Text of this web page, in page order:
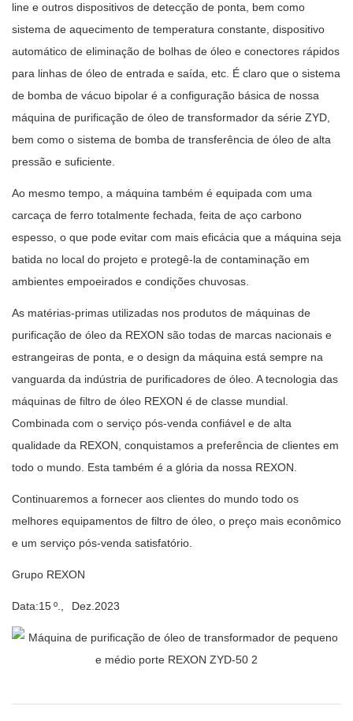
line e outros dispositivos de detecção de ponta, bem como
sistema de aquecimento de temperatura constante, dispositivo
automático de eliminação de bolhas de óleo e conectores rápidos
para linhas de óleo de entrada e saída, etc. É claro que o sistema
de bomba de vácuo bipolar é a configuração básica de nossa
máquina de purificação de óleo de transformador da série ZYD,
bem como o sistema de bomba de transferência de óleo de alta
pressão e suficiente.
Ao mesmo tempo, a máquina também é equipada com uma
carcaça de ferro totalmente fechada, feita de aço carbono
espesso, o que pode evitar com mais eficácia que a máquina seja
batida no local do projeto e protegê-la de contaminação em
ambientes empoeirados e condições chuvosas.
As matérias-primas utilizadas nos produtos de máquinas de
purificação de óleo da REXON são todas de marcas nacionais e
estrangeiras de ponta, e o design da máquina está sempre na
vanguarda da indústria de purificadores de óleo. A tecnologia das
máquinas de filtro de óleo REXON é de classe mundial.
Combinada com o serviço pós-venda confiável e de alta
qualidade da REXON, conquistamos a preferência de clientes em
todo o mundo. Esta também é a glória da nossa REXON.
Continuaremos a fornecer aos clientes do mundo todo os
melhores equipamentos de filtro de óleo, o preço mais econômico
e um serviço pós-venda satisfatório.
Grupo REXON
Data:15º., Dez.2023